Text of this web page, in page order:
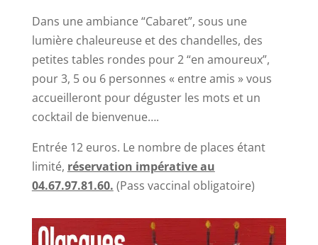
Dans une ambiance “Cabaret”, sous une
lumière chaleureuse et des chandelles, des
petites tables rondes pour 2 “en amoureux”,
pour 3, 5 ou 6 personnes « entre amis » vous
accueilleront pour déguster les mots et un
cocktail de bienvenue….
Entrée 12 euros. Le nombre de places étant
limité, réservation impérative au
04.67.97.81.60. (Pass vaccinal obligatoire)